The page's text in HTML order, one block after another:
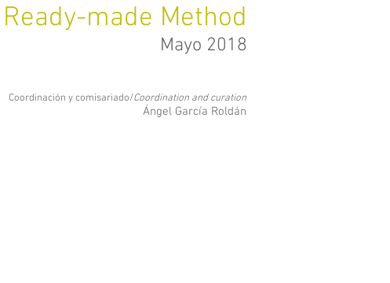
Ready-made Method
Mayo 2018
Coordinación y comisariado/Coordination and curation
Ángel García Roldán